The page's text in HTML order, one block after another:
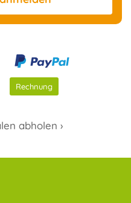
Rechnung
abholen ›